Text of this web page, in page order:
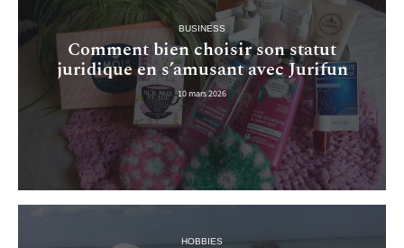
BUSINESS
Comment bien choisir son statut
juridique en s’amusant avec Jurifun
10 mars 2026
HOBBIES